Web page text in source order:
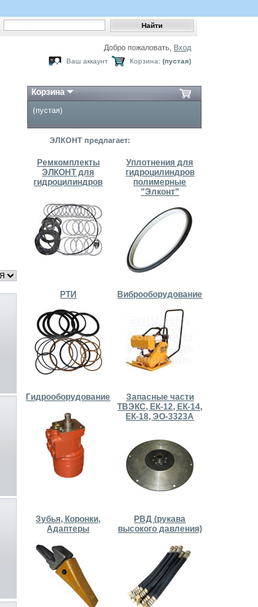
Добро пожаловать,
Вход
Корзина: (пустая)
Ваш аккаунт
Корзина
(пустая)
ЭЛКОНТ предлагает:
Ремкомплекты
ЭЛКОНТ для
гидроцилиндров
Уплотнения для
гидроцилиндров
полимерные
"Элконт"
РТИ Виброоборудование
Гидрооборудование
Запасные части
ТВЭКС, ЕК-12, ЕК-14,
ЕК-18, ЭО-3323А
Зубья, Коронки,
Адаптеры
РВД (рукава
высокого давления)